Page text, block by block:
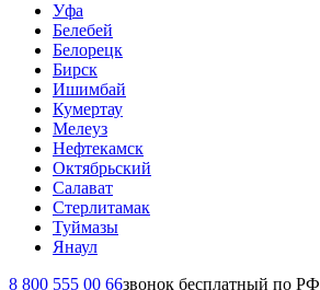
Уфа
Белебей
Белорецк
Бирск
Ишимбай
Кумертау
Мелеуз
Нефтекамск
Октябрьский
Салават
Стерлитамак
Туймазы
Янаул
8 800 555 00 66звонок бесплатный по РФ